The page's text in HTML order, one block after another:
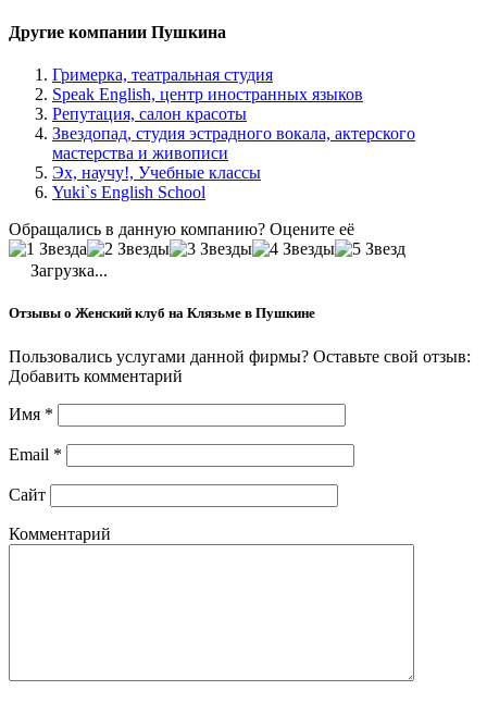
Другие компании Пушкина
Гримерка, театральная студия
Speak English, центр иностранных языков
Репутация, салон красоты
Звездопад, студия эстрадного вокала, актерского
мастерства и живописи
Эх, научу!, Учебные классы
Yuki`s English School
Обращались в данную компанию? Оцените её
Загрузка...
Отзывы о Женский клуб на Клязьме в Пушкине
Пользовались услугами данной фирмы? Оставьте свой отзыв:
Добавить комментарий
Имя *
Email *
Сайт
Комментарий